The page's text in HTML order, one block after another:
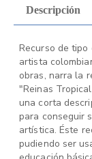
Descripción
Recurso de
artista
obras, narra la
"Reinas
una corta
para conseguir
artística. Éste
pudiendo ser